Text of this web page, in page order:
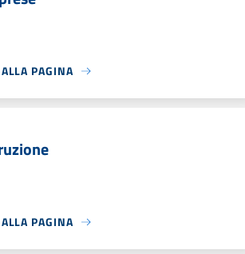
PAGINA
PAGINA